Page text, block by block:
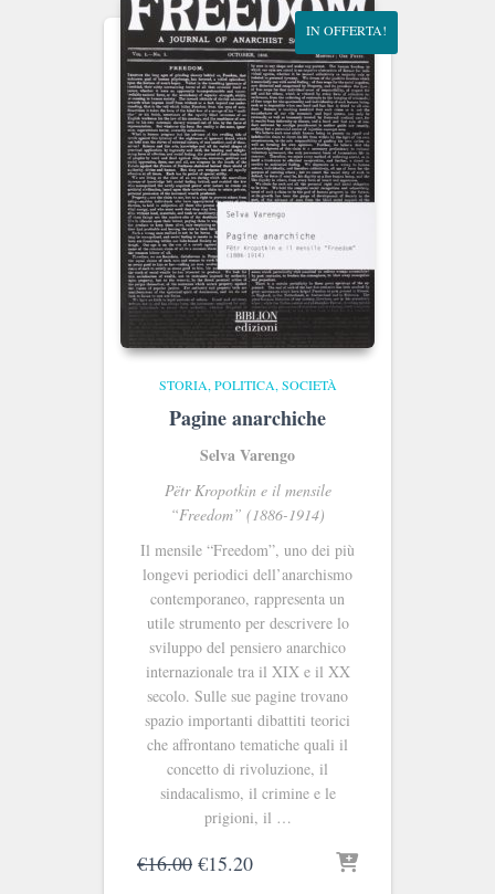
IN OFFERTA!
STORIA, POLITICA, SOCIETÀ
Pagine anarchiche
Selva Varengo
Pëtr Kropotkin e il mensile
“Freedom” (1886-1914)
Il mensile “Freedom”, uno dei più
longevi periodici dell’anarchismo
contemporaneo, rappresenta un
utile strumento per descrivere lo
sviluppo del pensiero anarchico
internazionale tra il XIX e il XX
secolo. Sulle sue pagine trovano
spazio importanti dibattiti teorici
che affrontano tematiche quali il
concetto di rivoluzione, il
sindacalismo, il crimine e le
prigioni, il …
€16.00 Il
€15.20Il